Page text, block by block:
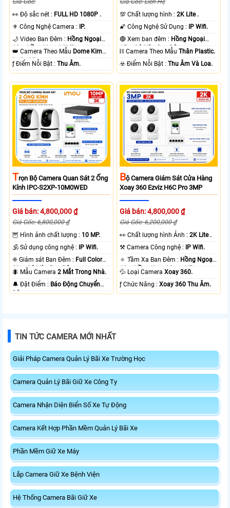
️👀 Độ sắc nét : FULL HD 1080P .
⚜️ Công Nghệ Camera : IP.
🌙 Video Ban Đêm : Hồng Ngoại
10m Hồng Ngoại SMD.
👑 Camera Theo Mẫu Dome Kim
loại + Nhựa.
️ƒ Điểm Nỗi Bật :Thu Âm.
💯 Chất lượng hình :2K Lite .
🌠 Công Nghệ Sử Dụng : IP Wifi.
🔴 Xem ban đêm : Hồng Ngoại
15m Có Màu Ban Ðêm.
⛓ Camera Theo MẫuThân Plastic.
️☣️ Điểm Nỗi Bật :Thu Âm Và Loa.
TRọn Bộ Camera Quan Sát 2 Ống
Kính IPC-S2XP-10M0WED
Giá bán: 4,800,000 ₫
Giá Gốc: 6,800,000 ₫
🦉 Hình ảnh chất lượng : 10 MP.
🕉️ Sử dụng công nghệ : IP Wifi.
❈ Giám sát Ban Đêm : Full Color
20m Có Màu Ban Ðêm.
🐜 Mẫu Camera2 Mắt Trong Nhà.
️🔔 Đặt Điểm : Báo Động Chuyển
Động.
BỘ Camera Giám Sát Cửa Hàng
Xoay 360 Ezviz H6C Pro 3MP
Giá bán: 4,800,000 ₫
Giá Gốc: 6,200,000 ₫
️👀 Chất lượng hình Ảnh :2K Lite .
⚒ Camera Công nghệ : IP Wifi.
🔅 Tầm Xa Ban Đêm : Hồng Ngoại
10m Hồng Ngoại Smart IR.
💦 Loại CameraXoay 360.
️ƒ Chức Năng :Xoay 360 Thu Âm.
TIN TỨC CAMERA MỚI NHẤT
Giải Pháp Camera Quản Lý Bãi Xe Trường Học
Camera Quản Lý Bãi Giữ Xe Công Ty
Camera Nhận Diện Biển Số Xe Tự Động
Camera Kết Hợp Phần Mềm Quản Lý Bãi Xe
Phần Mềm Giữ Xe Máy
Lắp Camera Giữ Xe Bệnh Viện
Hệ Thống Camera Bãi Giữ Xe